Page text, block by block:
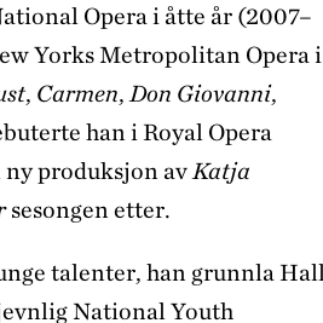
Opera i åtte år (2007–
Yorks Metropolitan Opera i
, Carmen,Don Giovanni,
han i Royal Opera
ny produksjon avKatja
sesongen etter.
talenter, han grunnla
National Youth